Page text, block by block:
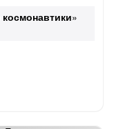
космонавтики»